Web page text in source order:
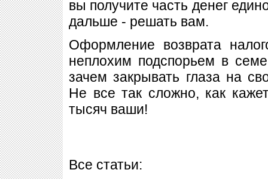
вы получите часть денег
дальше - решать вам.
Оформление возврата
неплохим подспорьем в
зачем закрывать глаза на
Не все так сложно, как
тысяч ваши!
Все статьи: